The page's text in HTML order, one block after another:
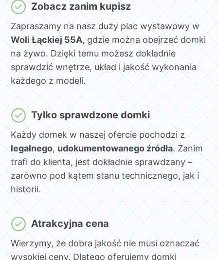
Zobacz zanim kupisz
Zapraszamy na nasz duży plac wystawowy w
Woli Łąckiej 55A, gdzie można obejrzeć domki
na żywo. Dzięki temu możesz dokładnie
sprawdzić wnętrze, układ i jakość wykonania
każdego z modeli.
Tylko sprawdzone domki
Każdy domek w naszej ofercie pochodzi z
legalnego, udokumentowanego źródła. Zanim
trafi do klienta, jest dokładnie sprawdzany –
zarówno pod kątem stanu technicznego, jak i
historii.
Atrakcyjna cena
Wierzymy, że dobra jakość nie musi oznaczać
wysokiej ceny. Dlatego oferujemy domki